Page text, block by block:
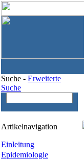
Suche - Erweiterte
Suche
Artikelnavigation
Einleitung
Epidemiologie